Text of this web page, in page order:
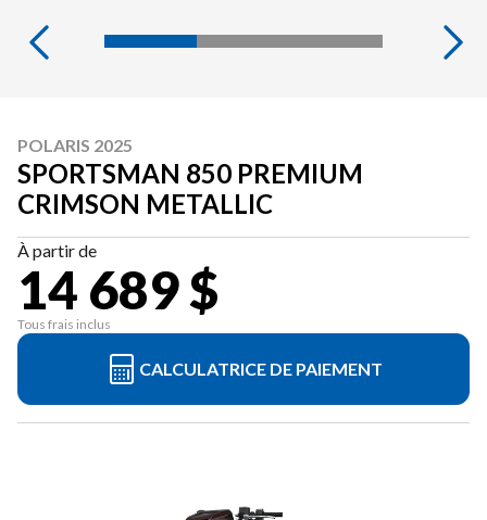
POLARIS 2025
SPORTSMAN 850 PREMIUM
CRIMSON METALLIC
À partir de
14 689 $
Tous frais inclus
CALCULATRICE DE PAIEMENT